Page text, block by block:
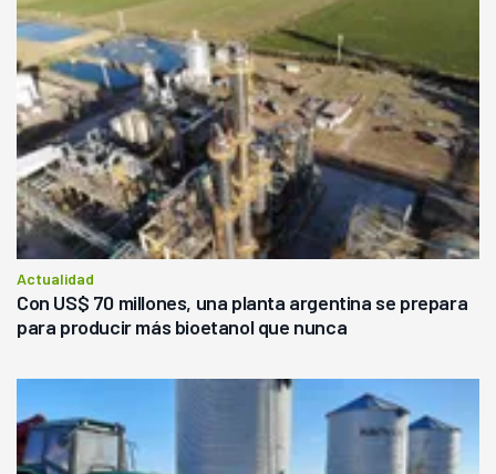
Actualidad
Con US$ 70 millones, una planta argentina se prepara
para producir más bioetanol que nunca